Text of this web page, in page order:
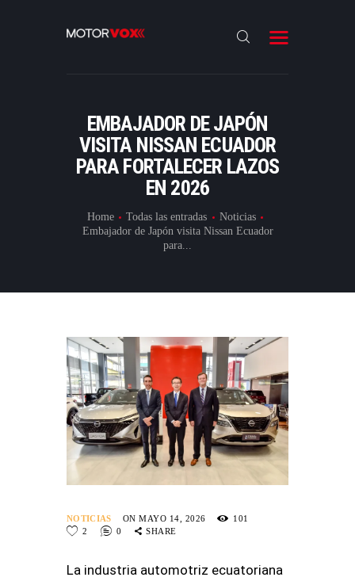
EMBAJADOR DE JAPÓN
VISITA NISSAN ECUADOR
PARA FORTALECER LAZOS
EN 2026
Home Todas las entradas
Noticias
Embajador de Japón visita Nissan Ecuador
para...
LANZAMIENTOS
ESPECIALES
NOTICIAS ON MAYO 14, 2026
101
2
0 SHARE
La industria automotriz ecuatoriana